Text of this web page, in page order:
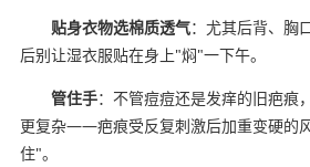
贴身衣物选棉质透气：尤其后背、胸
后别让湿衣服贴在身上"焖"一下午。
管住手：不管痘痘还是发痒的旧疤痕
更复杂——疤痕受反复刺激后加重变硬的
住"。